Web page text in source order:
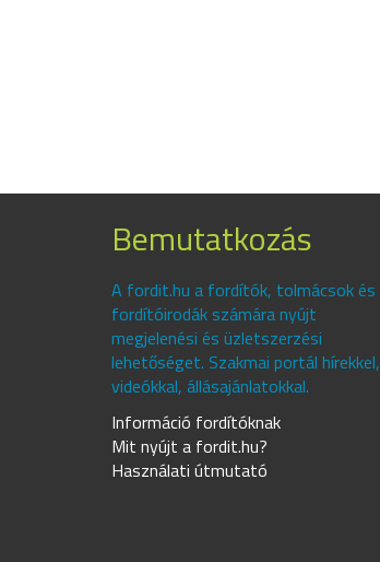
Bemutatkozás
A fordit.hu a fordítók, tolmácsok és
fordítóirodák számára nyújt
megjelenési és üzletszerzési
lehetőséget. Szakmai portál hírekkel,
videókkal, állásajánlatokkal.
Információ fordítóknak
Mit nyújt a fordit.hu?
Használati útmutató